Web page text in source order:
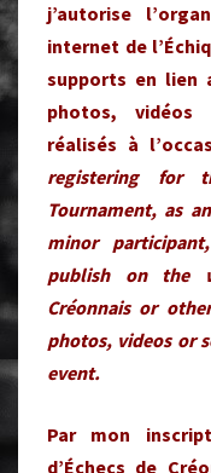
j’autorise
internet de
supports en lien
photos, vidéos
réalisés à
registering for
Tournament, as
minor
publish on the
Créonnais or
photos, videos or
event.
Par mon
d’Échecs de